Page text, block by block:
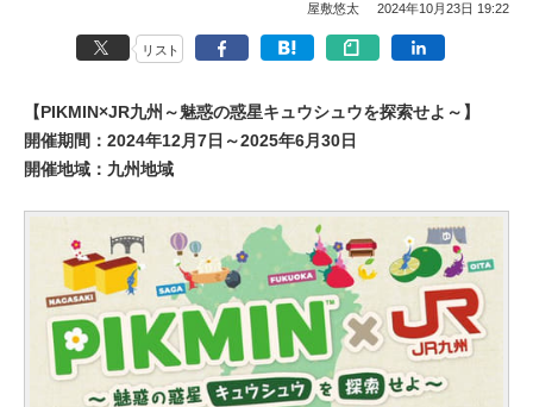
屋敷悠太 2024年10月23日 19:22
リスト
【PIKMIN×JR九州～魅惑の惑星キュウシュウを探索せよ～】
開催期間：2024年12月7日～2025年6月30日
開催地域：九州地域